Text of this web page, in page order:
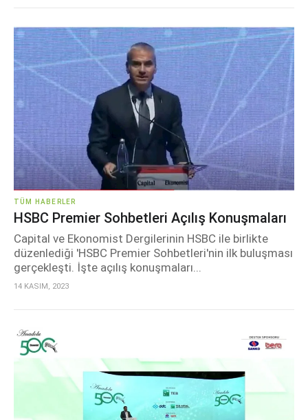
TÜM HABERLER
HSBC Premier Sohbetleri Açılış Konuşmaları
Capital ve Ekonomist Dergilerinin HSBC ile birlikte
düzenlediği 'HSBC Premier Sohbetleri'nin ilk buluşması
gerçekleşti. İşte açılış konuşmaları...
14 KASIM, 2023